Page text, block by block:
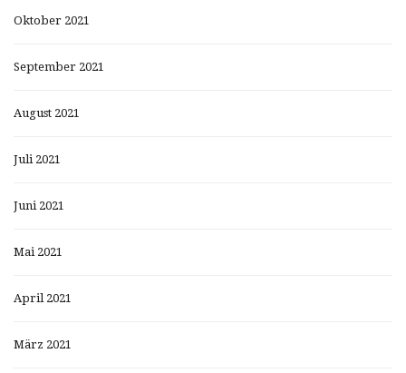
Oktober 2021
September 2021
August 2021
Juli 2021
Juni 2021
Mai 2021
April 2021
März 2021